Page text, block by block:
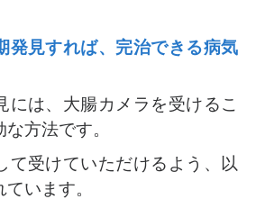
発見すれば、完治できる病気
には、大腸カメラを受けるこ
方法です。
て受けていただけるよう、以
います。